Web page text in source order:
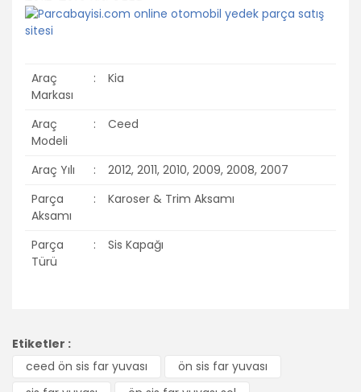
Araç
Markası
: Kia
Araç
Modeli
: Ceed
Araç Yılı :
2012, 2011, 2010, 2009, 2008, 2007
Parça
Aksamı
: Karoser & Trim Aksamı
Parça
Türü
: Sis Kapağı
kullanarak tarafımıza iletebilirsiniz.
Görüş ve önerileriniz için teşekkür ederiz.
Etiketler :
ceed ön sis far yuvası
ön sis far yuvası